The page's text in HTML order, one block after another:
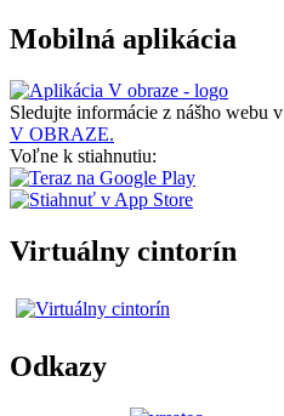
Mobilná aplikácia
Sledujte informácie z nášho webu v
V OBRAZE.
Voľne k stiahnutiu:
Virtuálny cintorín
Odkazy